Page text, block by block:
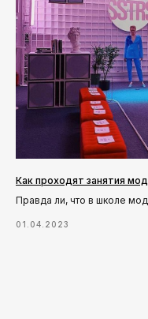
Как проходят занятия
Правда ли, что в школе
01.04.2023